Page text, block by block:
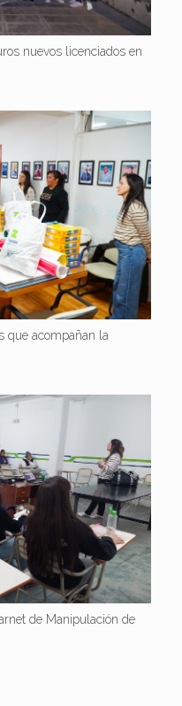
nuevos licenciados en
que acompañan la
de Manipulación de